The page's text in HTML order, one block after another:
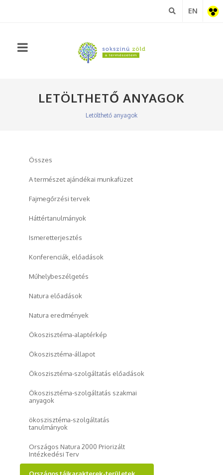
EN
LETÖLTHETŐ ANYAGOK
Letölthető anyagok
Összes
A természet ajándékai munkafüzet
Fajmegőrzési tervek
Háttértanulmányok
Ismeretterjesztés
Konferenciák, előadások
Műhelybeszélgetés
Natura előadások
Natura eredmények
Ökoszisztéma-alaptérkép
Ökoszisztéma-állapot
Ökoszisztéma-szolgáltatás előadások
Ökoszisztéma-szolgáltatás szakmai
anyagok
ökoszisztéma-szolgáltatás
tanulmányok
Országos Natura 2000 Priorizált
Intézkedési Terv